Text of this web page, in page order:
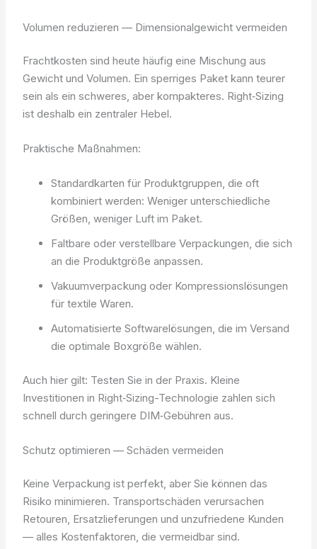
Volumen reduzieren — Dimensionalgewicht vermeiden
Frachtkosten sind heute häufig eine Mischung aus
Gewicht und Volumen. Ein sperriges Paket kann teurer
sein als ein schweres, aber kompakteres. Right‑Sizing
ist deshalb ein zentraler Hebel.
Praktische Maßnahmen:
Standardkarten für Produktgruppen, die oft
kombiniert werden: Weniger unterschiedliche
Größen, weniger Luft im Paket.
Faltbare oder verstellbare Verpackungen, die sich
an die Produktgröße anpassen.
Vakuumverpackung oder Kompressionslösungen
für textile Waren.
Automatisierte Softwarelösungen, die im Versand
die optimale Boxgröße wählen.
Auch hier gilt: Testen Sie in der Praxis. Kleine
Investitionen in Right‑Sizing-Technologie zahlen sich
schnell durch geringere DIM‑Gebühren aus.
Schutz optimieren — Schäden vermeiden
Keine Verpackung ist perfekt, aber Sie können das
Risiko minimieren. Transportschäden verursachen
Retouren, Ersatzlieferungen und unzufriedene Kunden
— alles Kostenfaktoren, die vermeidbar sind.